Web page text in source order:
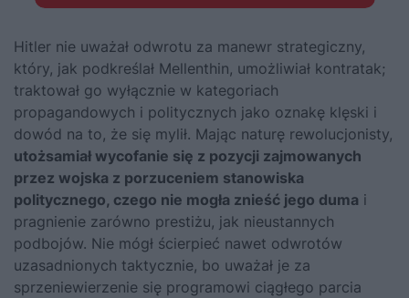
Hitler nie uważał odwrotu za manewr strategiczny,
który, jak podkreślał Mellenthin, umożliwiał kontratak;
traktował go wyłącznie w kategoriach
propagandowych i politycznych jako oznakę klęski i
dowód na to, że się mylił. Mając naturę rewolucjonisty,
utożsamiał wycofanie się z pozycji zajmowanych
przez wojska z porzuceniem stanowiska
politycznego, czego nie mogła znieść jego duma i
pragnienie zarówno prestiżu, jak nieustannych
podbojów. Nie mógł ścierpieć nawet odwrotów
uzasadnionych taktycznie, bo uważał je za
sprzeniewierzenie się programowi ciągłego parcia